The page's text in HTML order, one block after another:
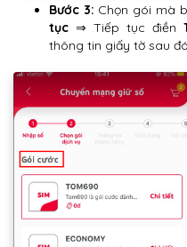
Bước 3: Chọn gói mà
tục ⇒ Tiếp tục điền
thông tin giấy tờ sau